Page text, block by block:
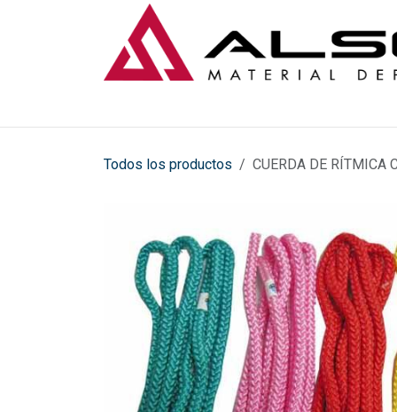
Todos los productos CUERDA DE RÍTMICA